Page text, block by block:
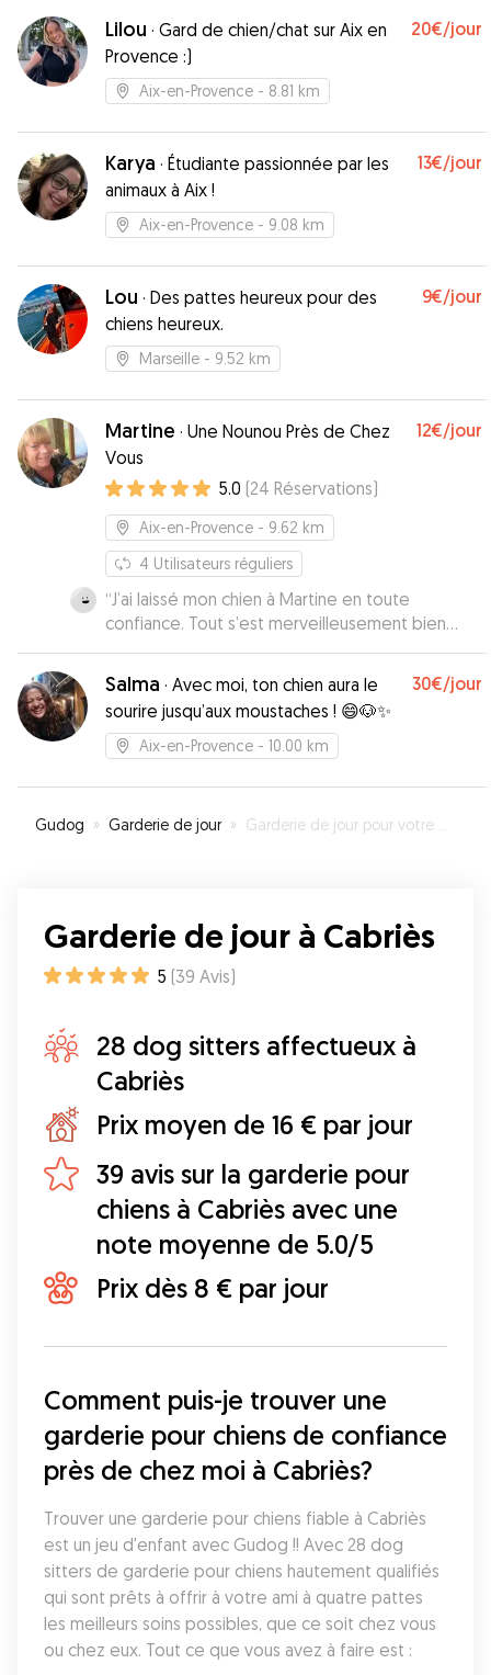
Lilou · Gard de chien/chat sur Aix en
Provence :)
20€/jour
Aix-en-Provence - 8.81 km
Karya · Étudiante passionnée par les
animaux à Aix !
13€/jour
Aix-en-Provence - 9.08 km
Lou · Des pattes heureux pour des
chiens heureux.
9€/jour
Marseille - 9.52 km
Martine · Une Nounou Près de Chez
Vous
12€/jour
5.0 (24 Réservations)
Aix-en-Provence - 9.62 km
4 Utilisateurs réguliers
“J’ai laissé mon chien à Martine en toute
confiance. Tout s’est merveilleusement bien
passé. Merci Martine!”
Salma · Avec moi, ton chien aura le
sourire jusqu’aux moustaches ! 😄🐶✨
30€/jour
Aix-en-Provence - 10.00 km
Gudog » Garderie de jour » Garderie de jour pour votre chien à Cabriès
Garderie de jour à Cabriès
5 (39 Avis)
28 dog sitters affectueux à
Cabriès
Prix moyen de 16 € par jour
39 avis sur la garderie pour
chiens à Cabriès avec une
note moyenne de 5.0/5
Prix dès 8 € par jour
Comment puis-je trouver une
garderie pour chiens de confiance
près de chez moi à Cabriès?
Trouver une garderie pour chiens fiable à Cabriès
est un jeu d'enfant avec Gudog !! Avec 28 dog
sitters de garderie pour chiens hautement qualifiés
qui sont prêts à offrir à votre ami à quatre pattes
les meilleurs soins possibles, que ce soit chez vous
ou chez eux. Tout ce que vous avez à faire est :